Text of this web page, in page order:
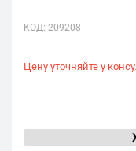
КОД: 209208
Цену уточняйте у